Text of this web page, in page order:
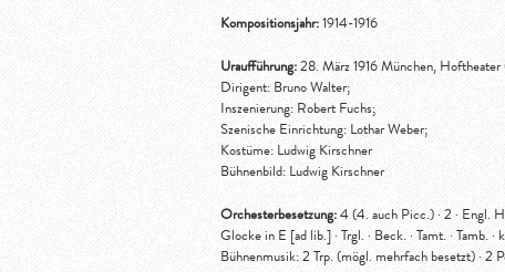
Kompositionsjahr:1914-1916
Uraufführung:28. März 1916 München,
Dirigent: Bruno Walter;
Inszenierung: Robert Fuchs;
Szenische Einrichtung: Lothar Weber;
Kostüme: Ludwig Kirschner
Bühnenbild: Ludwig Kirschner
Orchesterbesetzung:4 (4. auch Picc.) · 2 · Engl.
Glocke in E [ad lib.] · Trgl. · Beck. · Tamt. · Tamb.
Bühnenmusik: 2 Trp. (mögl. mehrfach besetzt) · 2